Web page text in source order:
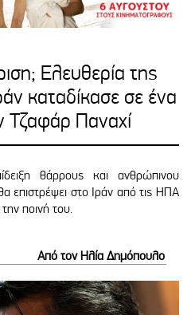
Ελευθερία της
καταδίκασε σε ένα
Τζαφάρ Παναχί
θάρρους και ανθρώπινου
επιστρέψει στο Ιράν από τις ΗΠΑ
την ποινή του.
Από τον Ηλία Δημόπουλο